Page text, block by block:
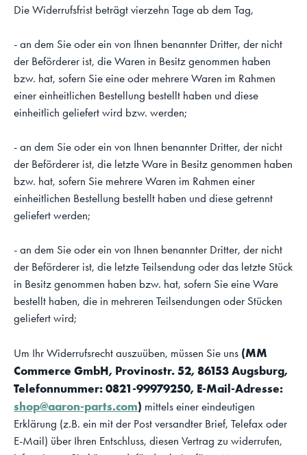
Die Widerrufsfrist beträgt vierzehn Tage ab dem Tag,
- an dem Sie oder ein von Ihnen benannter Dritter, der nicht
der Beförderer ist, die Waren in Besitz genommen haben
bzw. hat, sofern Sie eine oder mehrere Waren im Rahmen
einer einheitlichen Bestellung bestellt haben und diese
einheitlich geliefert wird bzw. werden;
- an dem Sie oder ein von Ihnen benannter Dritter, der nicht
der Beförderer ist, die letzte Ware in Besitz genommen haben
bzw. hat, sofern Sie mehrere Waren im Rahmen einer
einheitlichen Bestellung bestellt haben und diese getrennt
geliefert werden;
- an dem Sie oder ein von Ihnen benannter Dritter, der nicht
der Beförderer ist, die letzte Teilsendung oder das letzte Stück
in Besitz genommen haben bzw. hat, sofern Sie eine Ware
bestellt haben, die in mehreren Teilsendungen oder Stücken
geliefert wird;
Um Ihr Widerrufsrecht auszuüben, müssen Sie uns (MM
Commerce GmbH, Provinostr. 52, 86153 Augsburg,
Telefonnummer: 0821-99979250, E-Mail-Adresse:
shop@aaron-parts.com) mittels einer eindeutigen
Erklärung (z.B. ein mit der Post versandter Brief, Telefax oder
E-Mail) über Ihren Entschluss, diesen Vertrag zu widerrufen,